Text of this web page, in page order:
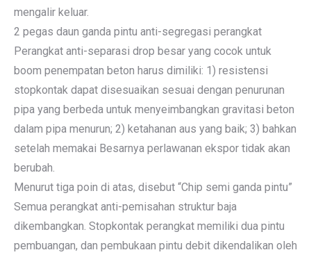
mengalir keluar.
2 pegas daun ganda pintu anti-segregasi perangkat
Perangkat anti-separasi drop besar yang cocok untuk
boom penempatan beton harus dimiliki: 1) resistensi
stopkontak dapat disesuaikan sesuai dengan penurunan
pipa yang berbeda untuk menyeimbangkan gravitasi beton
dalam pipa menurun; 2) ketahanan aus yang baik; 3) bahkan
setelah memakai Besarnya perlawanan ekspor tidak akan
berubah.
Menurut tiga poin di atas, disebut “Chip semi ganda pintu”
Semua perangkat anti-pemisahan struktur baja
dikembangkan. Stopkontak perangkat memiliki dua pintu
pembuangan, dan pembukaan pintu debit dikendalikan oleh